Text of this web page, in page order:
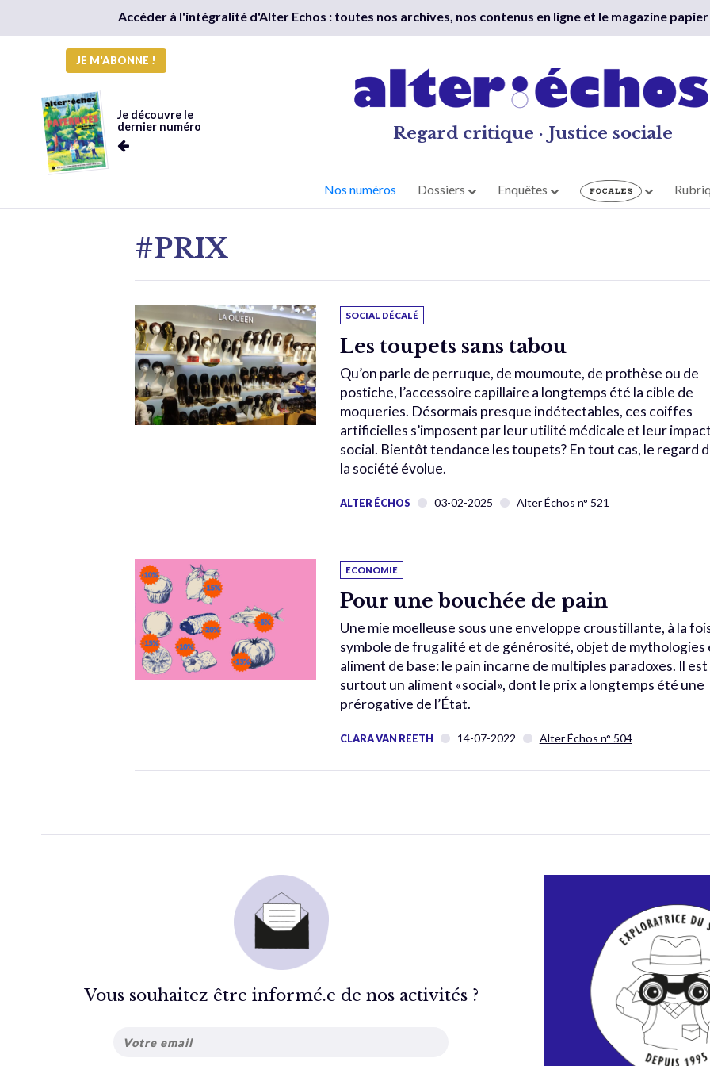
Accéder à l'intégralité d'Alter Echos : toutes nos archives, nos contenus en ligne et le magazine papier
JE M'ABONNE !
Je découvre le
dernier numéro
Regard critique · Justice sociale
Nos numéros Dossiers Enquêtes
#PRIX
SOCIAL DÉCALÉ
Les toupets sans tabou
Qu’on parle de perruque, de moumoute, de prothèse ou de
postiche, l’accessoire capillaire a longtemps été la cible de
moqueries. Désormais presque indétectables, ces coiffes
artificielles s’imposent par leur utilité médicale et leur impact
social. Bientôt tendance les toupets? En tout cas, le regard
la société évolue.
ALTER ÉCHOS 03-02-2025 Alter Échos n° 521
ECONOMIE
Pour une bouchée de pain
Une mie moelleuse sous une enveloppe croustillante, à la
symbole de frugalité et de générosité, objet de mythologies
aliment de base: le pain incarne de multiples paradoxes. Il est
surtout un aliment «social», dont le prix a longtemps été une
prérogative de l’État.
CLARA VAN REETH 14-07-2022 Alter Échos n° 504
Vous souhaitez être informé.e de nos activités ?